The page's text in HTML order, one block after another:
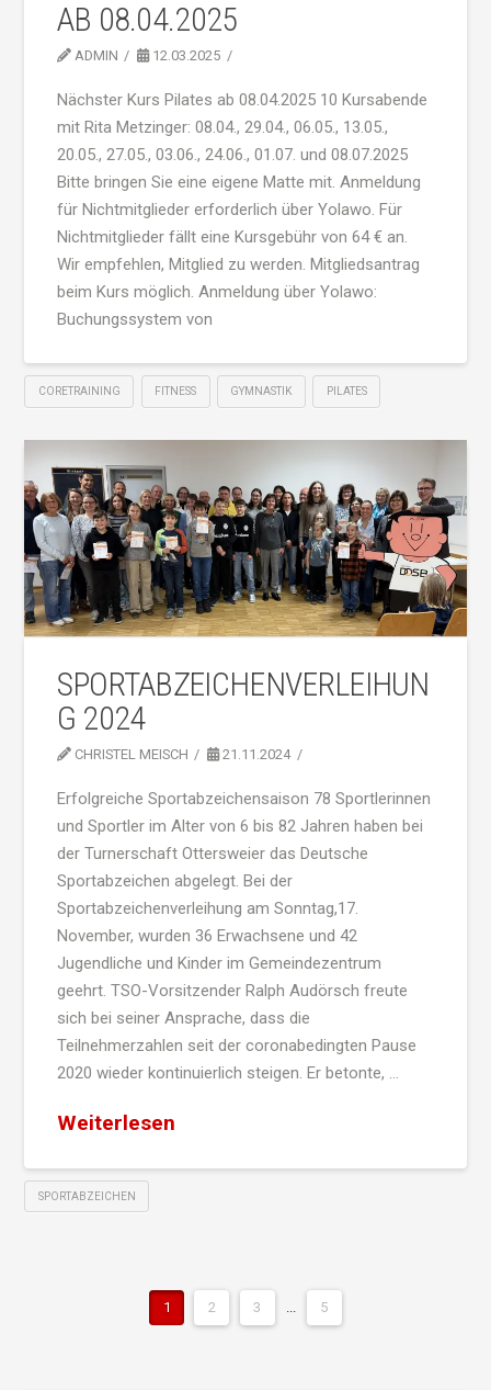
AB 08.04.2025
ADMIN 12.03.2025
Nächster Kurs Pilates ab 08.04.2025 10 Kursabende
mit Rita Metzinger: 08.04., 29.04., 06.05., 13.05.,
20.05., 27.05., 03.06., 24.06., 01.07. und 08.07.2025
Bitte bringen Sie eine eigene Matte mit. Anmeldung
für Nichtmitglieder erforderlich über Yolawo. Für
Nichtmitglieder fällt eine Kursgebühr von 64 € an.
Wir empfehlen, Mitglied zu werden. Mitgliedsantrag
beim Kurs möglich. Anmeldung über Yolawo:
Buchungssystem von
CORETRAINING FITNESS GYMNASTIK PILATES
SPORTABZEICHENVERLEIHUN
G 2024
CHRISTEL MEISCH 21.11.2024
Erfolgreiche Sportabzeichensaison 78 Sportlerinnen
und Sportler im Alter von 6 bis 82 Jahren haben bei
der Turnerschaft Ottersweier das Deutsche
Sportabzeichen abgelegt. Bei der
Sportabzeichenverleihung am Sonntag,17.
November, wurden 36 Erwachsene und 42
Jugendliche und Kinder im Gemeindezentrum
geehrt. TSO-Vorsitzender Ralph Audörsch freute
sich bei seiner Ansprache, dass die
Teilnehmerzahlen seit der coronabedingten Pause
2020 wieder kontinuierlich steigen. Er betonte, …
Weiterlesen
SPORTABZEICHEN
1 2 3 5